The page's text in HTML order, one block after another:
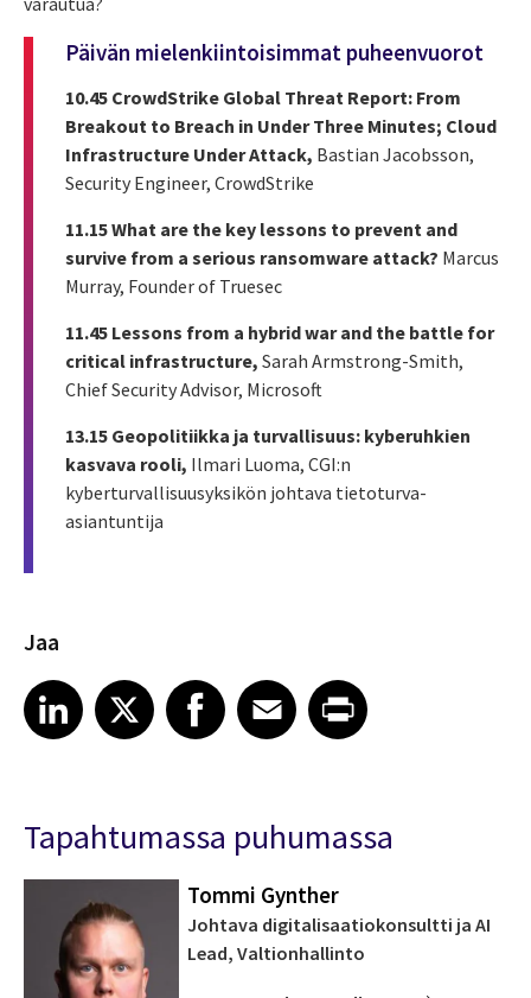
Päivän mielenkiintoisimmat puheenvuorot
10.45 CrowdStrike Global Threat Report: From
Breakout to Breach in Under Three Minutes; Cloud
Infrastructure Under Attack, Bastian Jacobsson,
Security Engineer, CrowdStrike
11.15 What are the key lessons to prevent and
survive from a serious ransomware attack? Marcus
Murray, Founder of Truesec
11.45 Lessons from a hybrid war and the battle for
critical infrastructure, Sarah Armstrong-Smith,
Chief Security Advisor, Microsoft
13.15 Geopolitiikka ja turvallisuus: kyberuhkien
kasvava rooli, Ilmari Luoma, CGI:n
kyberturvallisuusyksikön johtava tietoturva-
asiantuntija
Jaa
Share article on LinkedIn
LinkedIn
Share article on XShare article on Facebook
Facebook
Share article on Email
EmailShare article on Print
Tapahtumassa puhumassa
Tommi Gynther
Johtava digitalisaatiokonsultti ja AI
Lead, Valtionhallinto